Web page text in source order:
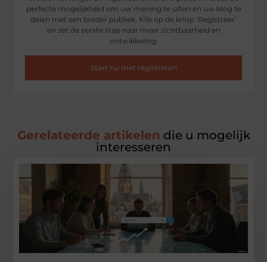
perfecte mogelijkheid om uw mening te uiten en uw blog te
delen met een breder publiek. Klik op de knop ‘Registreer’
en zet de eerste stap naar meer zichtbaarheid en
ontwikkeling.
Start nu met registreren
Gerelateerde artikelen die u mogelijk
interesseren